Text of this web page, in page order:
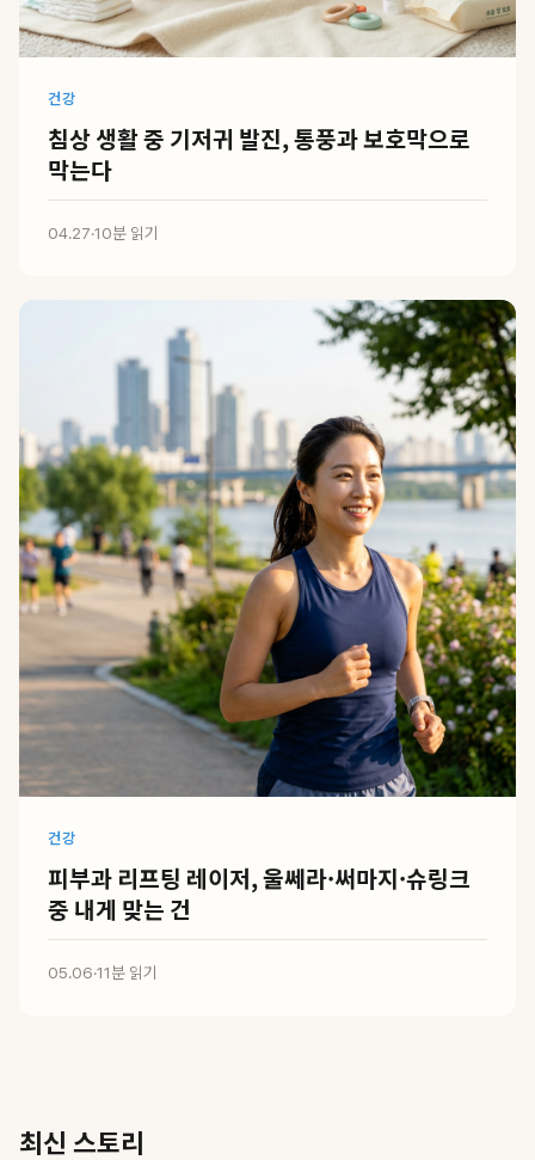
건강
침상 생활 중 기저귀 발진, 통풍과 보호막으로
막는다
04.27·10분 읽기
건강
피부과 리프팅 레이저, 울쎄라·써마지·슈링크
중 내게 맞는 건
05.06·11분 읽기
최신 스토리